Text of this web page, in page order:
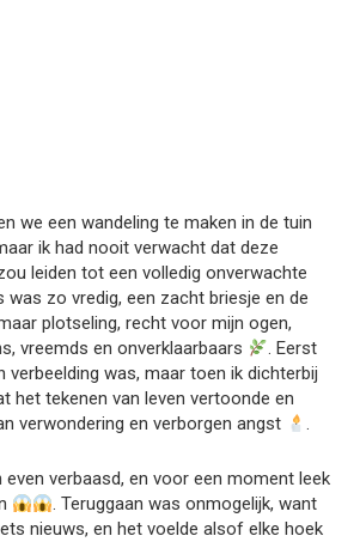
we een wandeling te maken in de tuin
ik had nooit verwacht dat deze
leiden tot een volledig onverwachte
was zo vredig, een zacht briesje en de
plotseling, recht voor mijn ogen,
vreemds en onverklaarbaars
. Eerst
verbeelding was, maar toen ik dichterbij
het tekenen van leven vertoonde en
verwondering en verborgen angst
.
even verbaasd, en voor een moment leek
. Teruggaan was onmogelijk, want
nieuws, en het voelde alsof elke hoek